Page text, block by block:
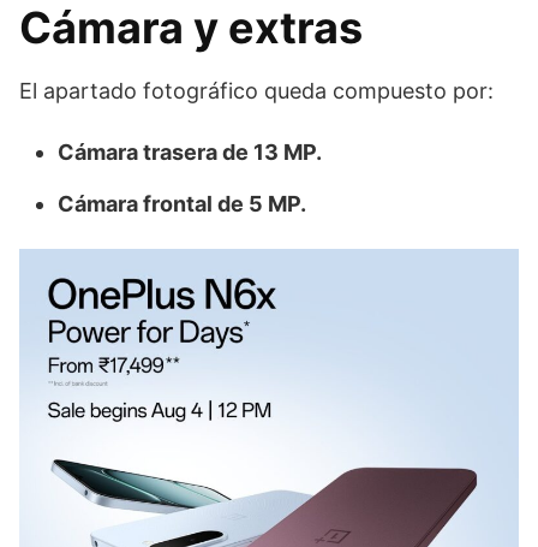
Cámara y extras
El apartado fotográfico queda compuesto por:
Cámara trasera de 13 MP.
Cámara frontal de 5 MP.